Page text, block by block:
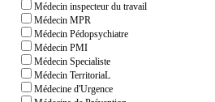
Médecin inspecteur du travail
Médecin MPR
Médecin Pédopsychiatre
Médecin PMI
Médecin Specialiste
Médecin TerritoriaL
Médecine d'Urgence